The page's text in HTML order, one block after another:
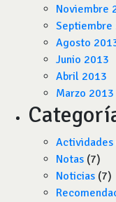
Noviembre
Septiembre
Agosto
Junio 2013
Abril 2013
Marzo 2013
Actividades
Notas (7)
Noticias (7)